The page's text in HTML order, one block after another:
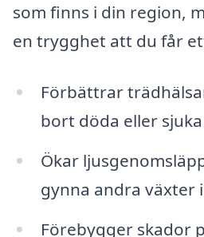
som finns i din region,
en trygghet att du får
Förbättrar
bort döda eller
Ökar
gynna andra växter
Förebygger skador